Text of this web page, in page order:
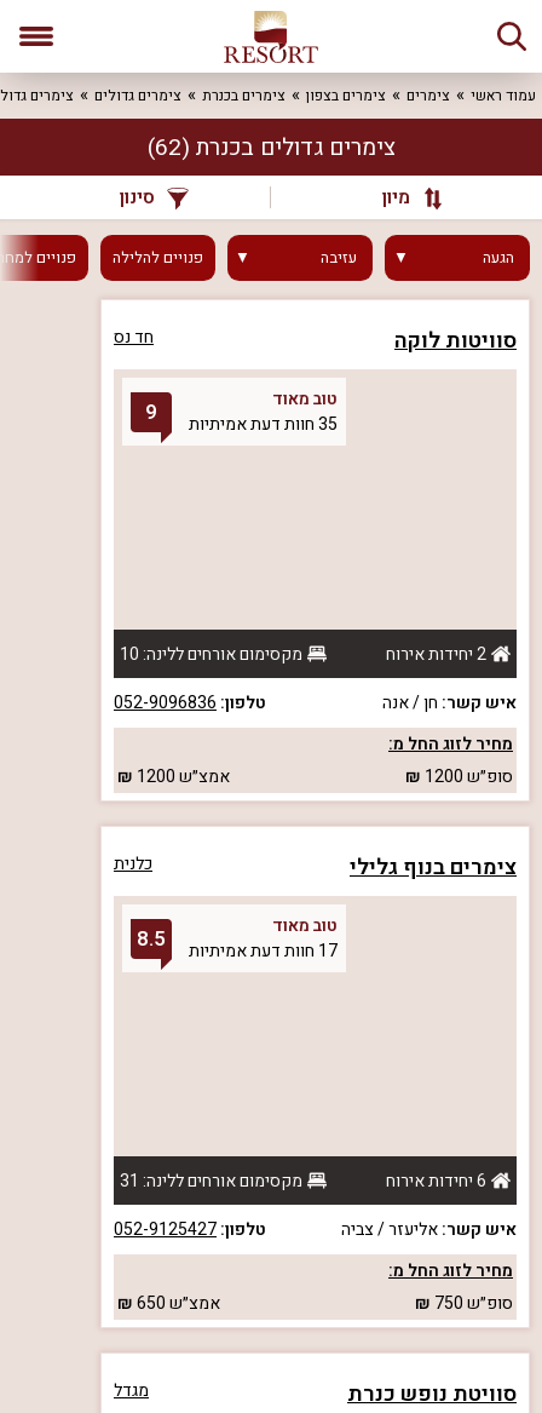
עמוד ראשי צימרים צימרים בצפון צימרים בכנרת צימרים גדולים צימרים
צימרים גדולים בכנרת (62)
מיון סינון
הגעה עזיבה פנוייםלהלילה פנויים
סוויטות לוקה חד נס
טוב מאוד
35 חוות דעת אמיתיות
9
2 יחידות אירוח
מקסימום אורחים ללינה: 10
איש קשר: חן / אנה טלפון: 052-9096836
מחיר לזוג החל מ:
סופ״ש1200 אמצ״ש1200
צימרים בנוף גלילי כלנית
טוב מאוד
17 חוות דעת אמיתיות
8.5
6 יחידות אירוח
מקסימום אורחים ללינה: 31
איש קשר:אליעזר / צביה טלפון:052-9125427
מחיר לזוג החל מ:
סופ״ש750 אמצ״ש650
סוויטת נופש כנרת מגדל